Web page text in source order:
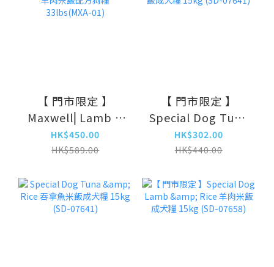
【 門市限定 】
Maxwell⎜Lamb &
Rice 羊肉米飯配方
狗糧 33lbs(MXA-
HK$450.00
HK$589.00
【 門市限定 】
Special Dog Tuna
& Rice 吞拿魚米飯
成犬糧 15kg (SD-
HK$302.00
HK$440.00